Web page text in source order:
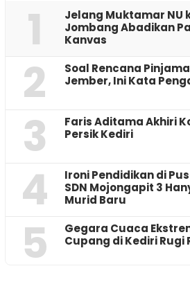
1
Jelang Muktamar NU
Jombang Abadikan
Kanvas
2
‎Soal Rencana
Jember, Ini Kata
3
Faris Aditama Akhiri
Persik Kediri
4
Ironi Pendidikan di
SDN Mojongapit 3
Murid Baru
5
‎Gegara Cuaca
Cupang di Kediri Rugi